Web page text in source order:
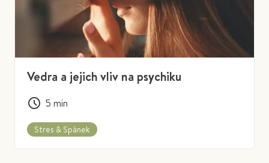
Vedra a jejich vliv na psychiku
5 min
Stres & Spánek